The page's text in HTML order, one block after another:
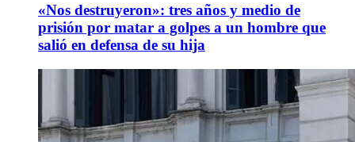
«Nos destruyeron»: tres años y medio de
prisión por matar a golpes a un hombre que
salió en defensa de su hija